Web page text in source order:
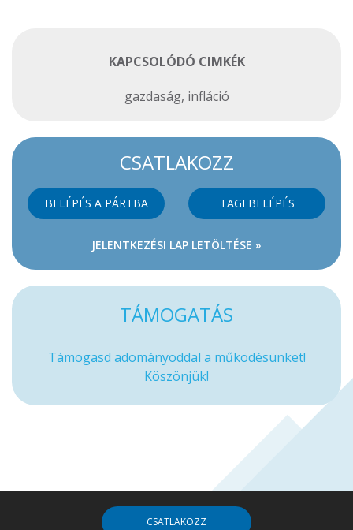
KAPCSOLÓDÓ CIMKÉK
gazdaság, infláció
CSATLAKOZZ
BELÉPÉS A PÁRTBA TAGI BELÉPÉS
JELENTKEZÉSI LAP LETÖLTÉSE »
TÁMOGATÁS
Támogasd adományoddal a működésünket!
Köszönjük!
CSATLAKOZZ